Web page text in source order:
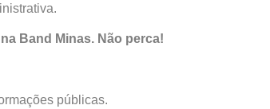
Band Minas. Não perca!
públicas.